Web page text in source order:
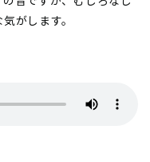
がします。